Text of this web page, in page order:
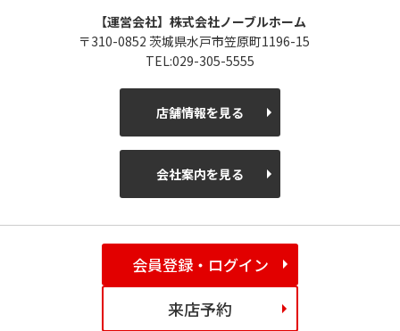
【運営会社】株式会社ノーブルホーム
〒310-0852 茨城県水戸市笠原町1196-15
TEL:029-305-5555
店舗情報を見る
会社案内を見る
会員登録・ログイン
来店予約